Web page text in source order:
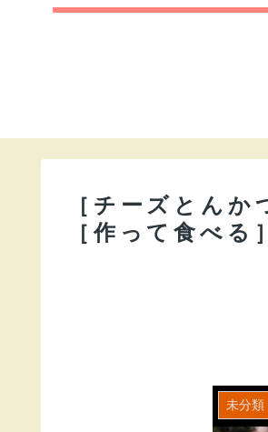
［チーズとん
［作って食べる］
未分類